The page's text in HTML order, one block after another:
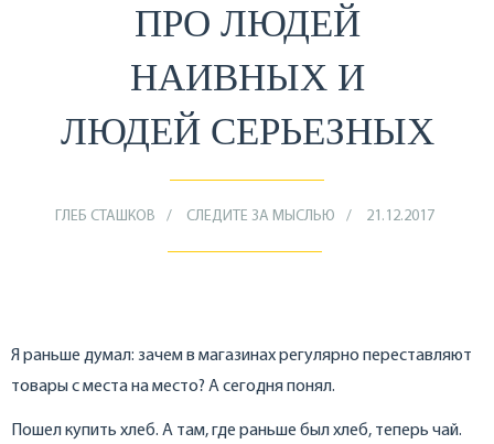
ПРО ЛЮДЕЙ
НАИВНЫХ И
ЛЮДЕЙ СЕРЬЕЗНЫХ
ГЛЕБ СТАШКОВ СЛЕДИТЕ ЗА МЫСЛЬЮ 21.12.2017
Я раньше думал: зачем в магазинах регулярно переставляют
товары с места на место? А сегодня понял.
Пошел купить хлеб. А там, где раньше был хлеб, теперь чай.